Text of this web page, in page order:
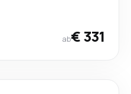
ab€ 331